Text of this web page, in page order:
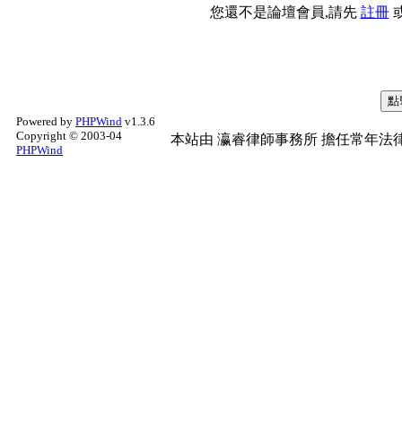
您還不是論壇會員,請先 註冊
Powered by PHPWind v1.3.6
Copyright © 2003-04
PHPWind
本站由 瀛睿律師事務所 擔任常年法